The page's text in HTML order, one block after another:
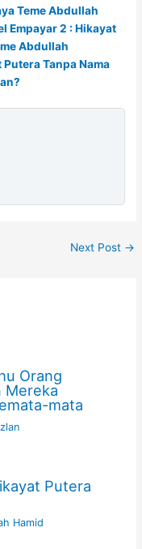
Teme Abdullah
Empayar 2 : Hikayat
Abdullah
Putera Tanpa Nama
Next Post →
Orang
Mereka
mata
Putera
Hamid